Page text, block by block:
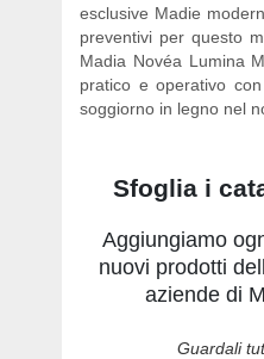
esclusive Madie
preventivi per questo
Madia Novéa Lumina
pratico e operativo
soggiorno in legno nel
Sfoglia i
Aggiungiamo
nuovi prodotti
aziende di
Guardali